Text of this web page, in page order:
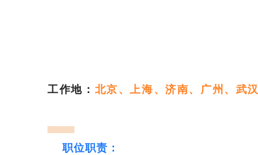
工作地： 北京、上海、济南、广州、武汉
职位职责：